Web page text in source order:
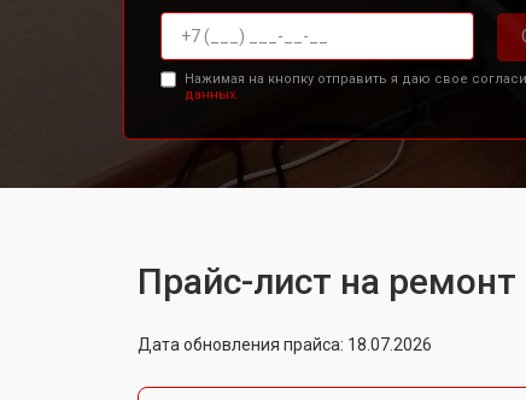
Нажимая на кнопку отправить я даю свое
данных.
Прайс-лист на ремонт
Дата обновления прайса: 18.07.2026